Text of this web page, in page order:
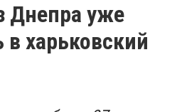
Днепра уже
в харьковский